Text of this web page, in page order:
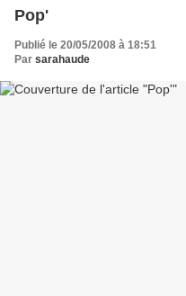
Pop'
Publié le 20/05/2008 à 18:51
Par sarahaude